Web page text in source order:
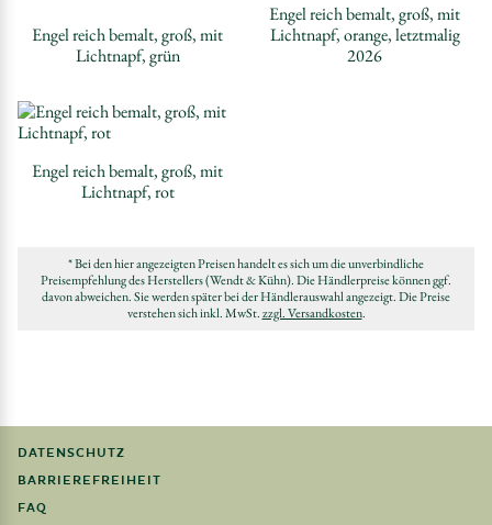
Engel reich bemalt, groß, mit
Lichtnapf, grün
Engel reich bemalt, groß, mit
Lichtnapf, orange, letztmalig
2026
Engel reich bemalt, groß, mit
Lichtnapf, rot
* Bei den hier angezeigten Preisen handelt es sich um die unverbindliche
Preisempfehlung des Herstellers (Wendt & Kühn). Die Händlerpreise können ggf.
davon abweichen. Sie werden später bei der Händlerauswahl angezeigt. Die Preise
verstehen sich inkl. MwSt.zzgl. Versandkosten.
DATENSCHUTZ
BARRIEREFREIHEIT
FAQ